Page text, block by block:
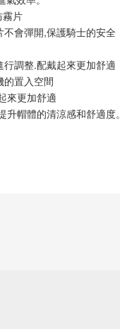
霧片
會彈開,保護騎士的安全
調整.配戴起來更加舒適
的置入空間
來更加舒適
帽體的清涼感和舒適度。